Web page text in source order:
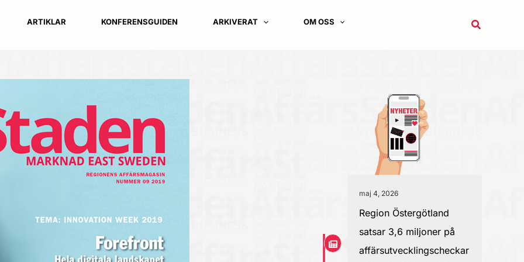
ARTIKLAR KONFERENSGUIDEN ARKIVERAT OM OSS Sök
maj 4, 2026
Region Östergötland
satsar 3,6 miljoner på
affärsutvecklingscheckar